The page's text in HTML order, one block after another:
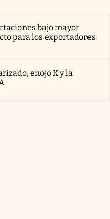
bajo mayor
para los exportadores
enojo K y la